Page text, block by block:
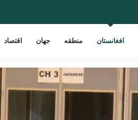
افغانستان منطقه جهان اقتصاد